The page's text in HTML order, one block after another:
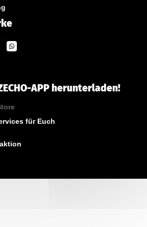
APP herunterladen!
für Euch